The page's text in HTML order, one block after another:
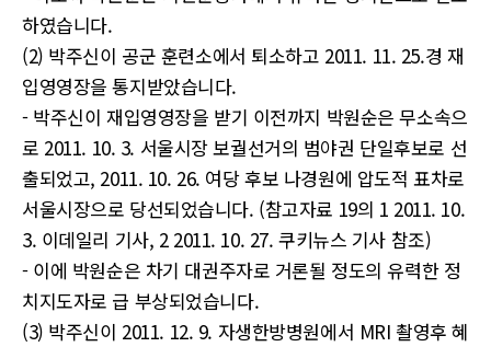
하였습니다.
(2) 박주신이 공군 훈련소에서 퇴소하고 2011. 11. 25.경 재
입영영장을 통지받았습니다.
- 박주신이 재입영영장을 받기 이전까지 박원순은 무소속으
로 2011. 10. 3. 서울시장 보궐선거의 범야권 단일후보로 선
출되었고, 2011. 10. 26. 여당 후보 나경원에 압도적 표차로
서울시장으로 당선되었습니다. (참고자료 19의 1 2011. 10.
3. 이데일리 기사, 2 2011. 10. 27. 쿠키뉴스 기사 참조)
- 이에 박원순은 차기 대권주자로 거론될 정도의 유력한 정
치지도자로 급 부상되었습니다.
(3) 박주신이 2011. 12. 9. 자생한방병원에서 MRI 촬영후 혜